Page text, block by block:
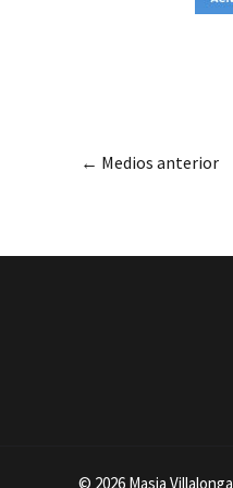
← Medios anterior
© 2026 Masia Villalonga